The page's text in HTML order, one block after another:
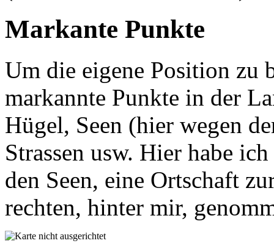
Markante Punkte
Um die eigene Position zu
markannte Punkte in der
Hügel, Seen (hier wegen
Strassen usw. Hier habe
den Seen, eine Ortschaft
rechten, hinter mir,